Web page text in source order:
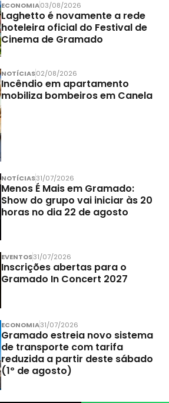
ECONOMIA03/08/2026
Laghetto é novamente a rede
hoteleira oficial do Festival de
Cinema de Gramado
NOTÍCIAS02/08/2026
Incêndio em apartamento
mobiliza bombeiros em Canela
NOTÍCIAS31/07/2026
Menos É Mais em Gramado:
Show do grupo vai iniciar às 20
horas no dia 22 de agosto
EVENTOS31/07/2026
Inscrições abertas para o
Gramado In Concert 2027
ECONOMIA31/07/2026
Gramado estreia novo sistema
de transporte com tarifa
reduzida a partir deste sábado
(1º de agosto)